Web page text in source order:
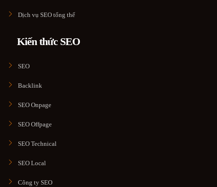
Dịch vụ SEO tổng thể
Kiến thức SEO
SEO
Backlink
SEO Onpage
SEO Offpage
SEO Technical
SEO Local
Công ty SEO